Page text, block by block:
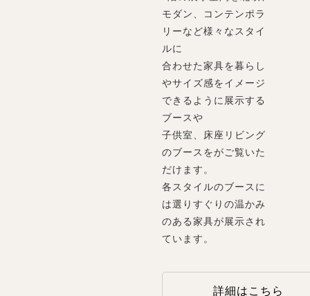
モダン、コンテンポラ
リーなど様々なスタイ
ルに
合わせた家具を暮らし
やサイズ感をイメージ
できるように展示する
ブースや
子供室、床座リビング
のブースをがご覧いた
だけます。
各スタイルのブースに
は選りすぐりの温かみ
のある家具が展示され
ています。
詳細はこちら